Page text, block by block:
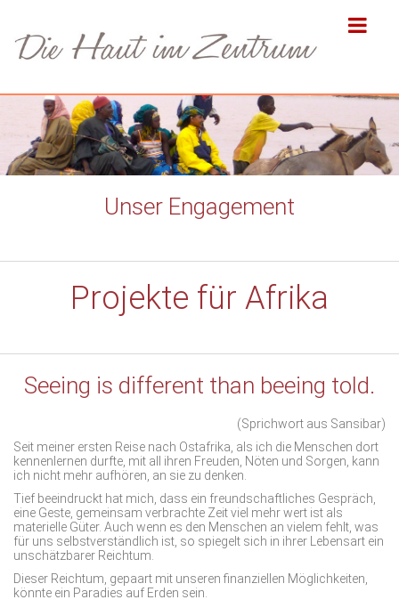
Unser Engagement
Projekte für Afrika
Seeing is different than beeing told.
(Sprichwort aus Sansibar)
Seit meiner ersten Reise nach Ostafrika, als ich die Menschen dort
kennenlernen durfte, mit all ihren Freuden, Nöten und Sorgen, kann
ich nicht mehr aufhören, an sie zu denken.
Tief beeindruckt hat mich, dass ein freundschaftliches Gespräch,
eine Geste, gemeinsam verbrachte Zeit viel mehr wert ist als
materielle Güter. Auch wenn es den Menschen an vielem fehlt, was
für uns selbstverständlich ist, so spiegelt sich in ihrer Lebensart ein
unschätzbarer Reichtum.
Dieser Reichtum, gepaart mit unseren finanziellen Möglichkeiten,
könnte ein Paradies auf Erden sein.